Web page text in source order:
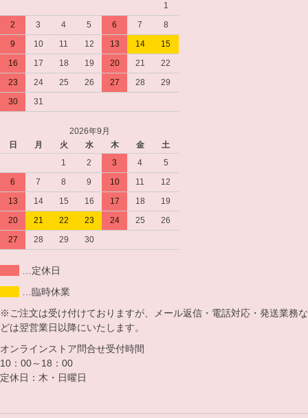
1
2
3 4 5 6 7
8
9
10 11 12 13 14
15
16
17 18 19 20 21
22
23
24 25 26 27 28
29
30
31
2026年9月
日
月 火 水 木 金
土
1
2 3 4
5
6
7 8 9 10 11
12
13
14 15 16 17 18
19
20
21 22 23 24 25
26
27
28 29 30
…定休日
…臨時休業
※ご注文は受け付けておりますが、メール返信・電話対応・発送業務な
どは翌営業日以降にいたします。
オンラインストア問合せ受付時間
10：00～18：00
定休日：木・日曜日